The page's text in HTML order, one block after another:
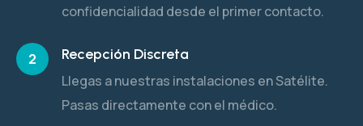
confidencialidad desde el primer contacto.
2
Recepción Discreta
Llegas a nuestras instalaciones en Satélite.
Pasas directamente con el médico.